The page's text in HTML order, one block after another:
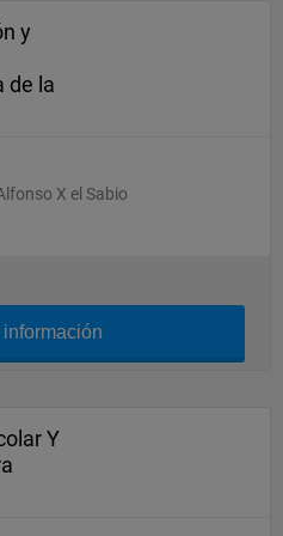
y
de la
X el Sabio
Y